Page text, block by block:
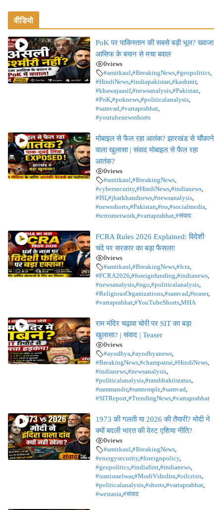
वीडियो
PoK पर पाकिस्तान की सबसे बड़ी भूल? ख्वाजा
आसिफ के बयान से मचा बवाल
0views
#amitkaul,#BreakingNews,#geopolitics,
#HindiNews,#indiapakistan,#kashmir,
#khawajaasif,#newsanalysis,#Pakistan,
#PoK,#poknews,#politicalanalysis,
#samvad,#vartaprabhat,
#youtubenewsshorts
मोबाइल से फैल रहा आतंक? झारखंड से चौंकाने
वाला खुलासा | संवाद मोबाइल से फैल रहा
आतंक?
0views
#amitkaul,#BreakingNews,
#cybersecurity,#HindiNews,#indianews,
#ISI,#jharkhandnews,#newsanalysis,
#newsshorts,#Pakistan,#rss,#socialmedia,
#terrornetwork,#vartaprabhat,#संवाद
FCRA Rules 2026 Explained: विदेशी
चंदे पर सरकार का बड़ा फैसला!
0views
#amitkaul,#BreakingNews,#fcra,
#FCRA2026,#foreignfunding,#indianews,
#newsanalysis,#ngo,#politicalanalysis,
#ReligiousOrganizations,#samvad,#teaser,
#vartaprabhat,#YouTubeShorts,MHA
राम मंदिर चढ़ावा चोरी पर SIT का बड़ा
खुलासा? | संवाद | Teaser
0views
#ayodhya,#ayodhyanews,
#BreakingNews,#champatrai,#HindiNews,
#indianews,#newsanalysis,
#politicalanalysis,#rambhaktistatus,
#rammandir,#ramtemple,#samvad,
#SITReport,#TrendingNews,#vartaprabhat
1973 की गलती या 2026 की तैयारी? मोदी ने
क्यों बदली भारत की वेस्ट एशिया नीति?
0views
#amitkaul,#BreakingNews,
#energysecurity,#foreignpolicy,
#geopolitics,#indiafirst,#indianews,
#iranisraelwar,#ModiVsIndira,#oilcrisis,
#politicalanalysis,#shorts,#vartaprabhat,
#westasia,#संवाद